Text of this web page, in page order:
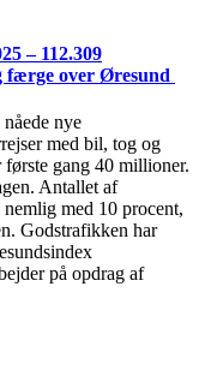
– 112.309
færge over Øresund
nye
med bil, tog og
gang 40 millioner.
Antallet af
med 10 procent,
Godstrafikken har
på opdrag af